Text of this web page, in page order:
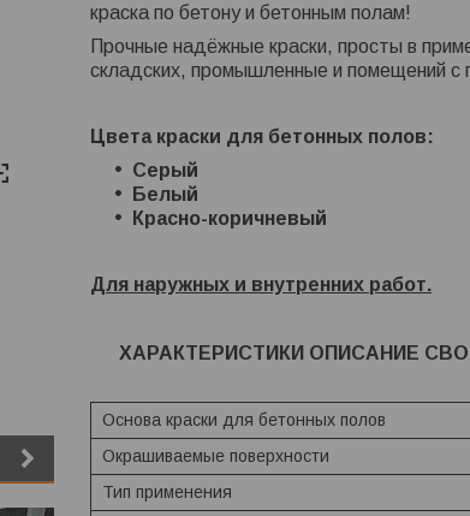
краска по бетону и бетонным полам!
Прочные надёжные краски, просты в
складских, промышленные и помещений с
Цвета краски для бетонных полов:
Серый
Белый
Красно-коричневый
Для наружных и внутренних работ.
ХАРАКТЕРИСТИКИ ОПИСАНИЕ
Основа краски для бетонных полов
Окрашиваемые поверхности
Тип применения